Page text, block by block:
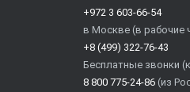
+972 3 603-66-54
в Москве (в рабочие
+8 (499) 322-76-43
Бесплатные звонки
8 800 775-24-86 (из